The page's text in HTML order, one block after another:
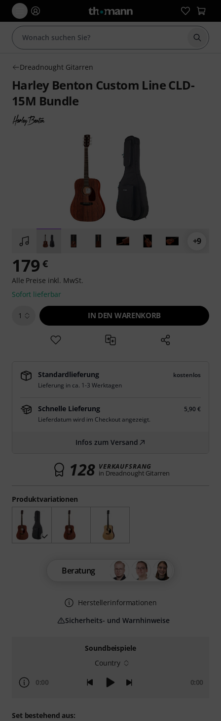
Suche
Dreadnought Gitarren
Harley Benton Custom Line CLD-
15M Bundle
+9
Soundbeispiele
Country
0:00 0:00
Set bestehend aus:
Produktvariationen
179 €
Alle Preise inkl. MwSt.
Sofort lieferbar
1 IN DEN WARENKORB
Standardlieferung
kostenlos
Lieferung in ca. 1-3 Werktagen
Schnelle Lieferung
5,90 €
Lieferdatum wird im Checkout angezeigt.
Infos zum Versand
128 VERKAUFSRANG
in Dreadnought Gitarren
Beratung
Herstellerinformationen
Sicherheits- und Warnhinweise